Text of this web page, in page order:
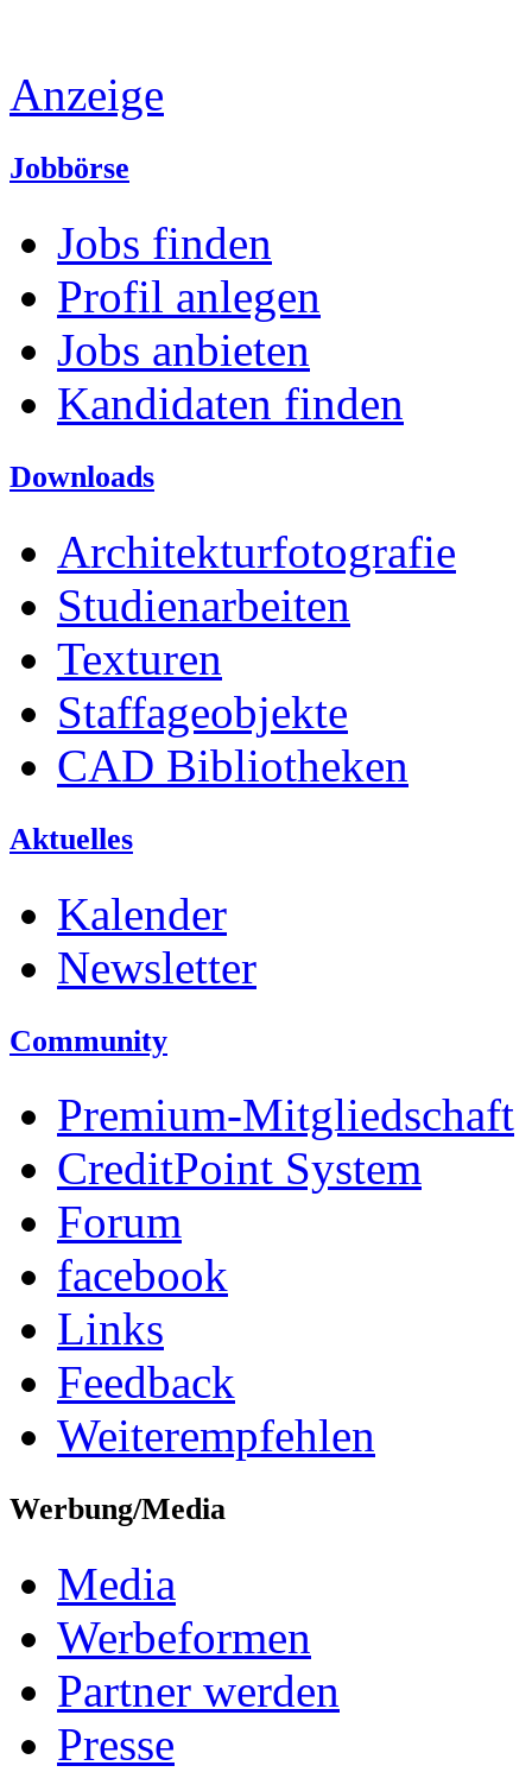
Anzeige
Jobbörse
Jobs finden
Profil anlegen
Jobs anbieten
Kandidaten finden
Downloads
Architekturfotografie
Studienarbeiten
Texturen
Staffageobjekte
CAD Bibliotheken
Aktuelles
Kalender
Newsletter
Community
Premium-Mitgliedschaft
CreditPoint System
Forum
facebook
Links
Feedback
Weiterempfehlen
Werbung/Media
Media
Werbeformen
Partner werden
Presse